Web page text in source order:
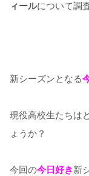
ィールについて調
新シーズンとなる
現役高校生たちは
ょうか？
今回の今日好き新